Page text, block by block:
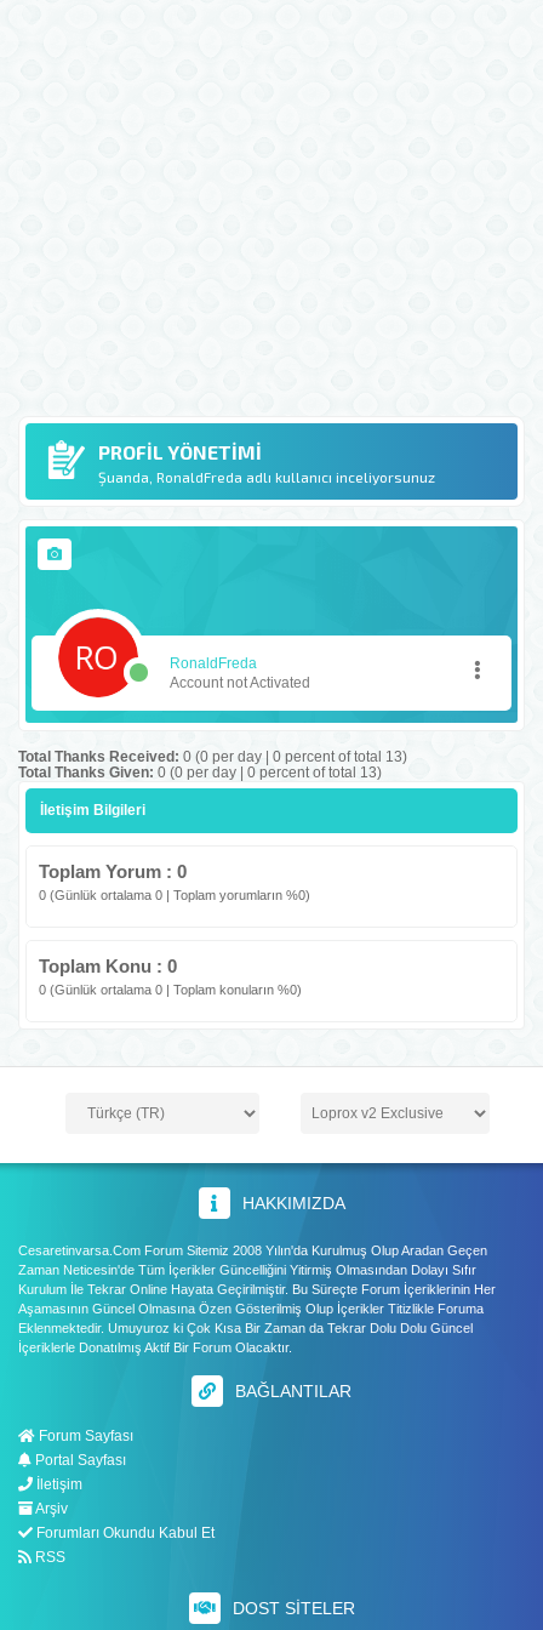
PROFIL YÖNETIMI
Şuanda, RonaldFreda adlı kullanıcı inceliyorsunuz
RonaldFreda
Account not Activated
Total Thanks Received: 0 (0 per day | 0 percent of total 13)
Total Thanks Given: 0 (0 per day | 0 percent of total 13)
İletişim Bilgileri
Toplam Yorum : 0
0 (Günlük ortalama 0 | Toplam yorumların %0)
Toplam Konu : 0
0 (Günlük ortalama 0 | Toplam konuların %0)
HAKKIMIZDA
Cesaretinvarsa.Com Forum Sitemiz 2008 Yılın'da Kurulmuş Olup Aradan Geçen
Zaman Neticesin'de Tüm İçerikler Güncelliğini Yitirmiş Olmasından Dolayı Sıfır
Kurulum İle Tekrar Online Hayata Geçirilmiştir. Bu Süreçte Forum İçeriklerinin Her
Aşamasının Güncel Olmasına Özen Gösterilmiş Olup İçerikler Titizlikle Foruma
Eklenmektedir. Umuyuroz ki Çok Kısa Bir Zaman da Tekrar Dolu Dolu Güncel
İçeriklerle Donatılmış Aktif Bir Forum Olacaktır.
BAĞLANTILAR
Forum Sayfası
Portal Sayfası
İletişim
Arşiv
Forumları Okundu Kabul Et
RSS
DOST SITELER